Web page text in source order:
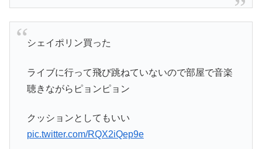
シェイポリン買った
ライブに行って飛び跳ねていないので部屋で音楽
聴きながらピョンピョン
クッションとしてもいい
pic.twitter.com/RQX2iQep9e